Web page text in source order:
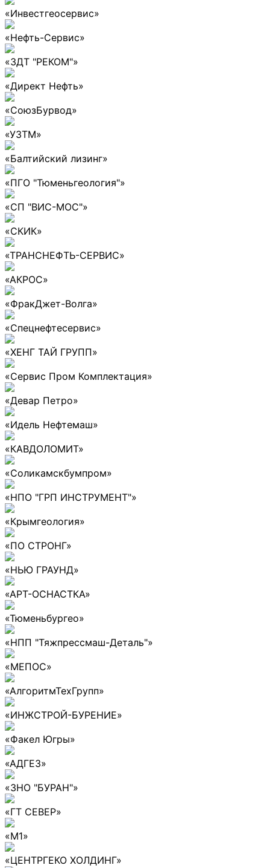
«Инвестгеосервис»
«Нефть-Сервис»
«ЗДТ "РЕКОМ"»
«Директ Нефть»
«СоюзБурвод»
«УЗТМ»
«Балтийский лизинг»
«ПГО "Тюменьгеология"»
«СП "ВИС-МОС"»
«СКИК»
«ТРАНСНЕФТЬ-СЕРВИС»
«АКРОС»
«ФракДжет-Волга»
«Спецнефтесервис»
«ХЕНГ ТАЙ ГРУПП»
«Сервис Пром Комплектация»
«Девар Петро»
«Идель Нефтемаш»
«КАВДОЛОМИТ»
«Соликамскбумпром»
«НПО "ГРП ИНСТРУМЕНТ"»
«Крымгеология»
«ПО СТРОНГ»
«НЬЮ ГРАУНД»
«АРТ-ОСНАСТКА»
«Тюменьбургео»
«НПП "Тяжпрессмаш-Деталь"»
«МЕПОС»
«АлгоритмТехГрупп»
«ИНЖСТРОЙ-БУРЕНИЕ»
«Факел Югры»
«АДГЕЗ»
«ЗНО "БУРАН"»
«ГТ СЕВЕР»
«М1»
«ЦЕНТРГЕКО ХОЛДИНГ»